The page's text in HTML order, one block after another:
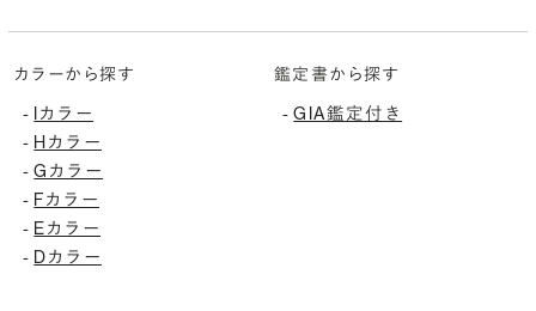
カラーから探す
- Iカラー
- Hカラー
-Gカラー
- Fカラー
- Eカラー
- Dカラー
鑑定書から探す
-GIA鑑定付き